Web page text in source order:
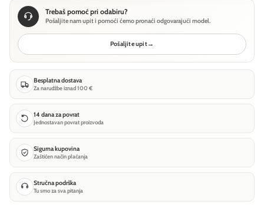
Trebaš pomoć pri odabiru?
Pošaljite nam upit i pomoći ćemo pronaći odgovarajući model.
Pošaljite upit→
Besplatna dostava
Za narudžbe iznad 100 €
14 dana za povrat
Jednostavan povrat proizvoda
Sigurna kupovina
Zaštićen način plaćanja
Stručna podrška
Tu smo za sva pitanja